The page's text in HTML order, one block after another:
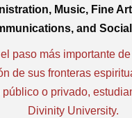
Music, Fine
and
el paso más importante
de sus fronteras
o privado,
Divinity University.